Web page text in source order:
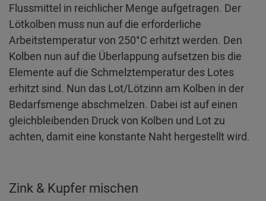
Flussmittel in reichlicher Menge aufgetragen. Der
Lötkolben muss nun auf die erforderliche
Arbeitstemperatur von 250°C erhitzt werden. Den
Kolben nun auf die Überlappung aufsetzen bis die
Elemente auf die Schmelztemperatur des Lotes
erhitzt sind. Nun das Lot/Lötzinn am Kolben in der
Bedarfsmenge abschmelzen. Dabei ist auf einen
gleichbleibenden Druck von Kolben und Lot zu
achten, damit eine konstante Naht hergestellt wird.
Zink & Kupfer mischen